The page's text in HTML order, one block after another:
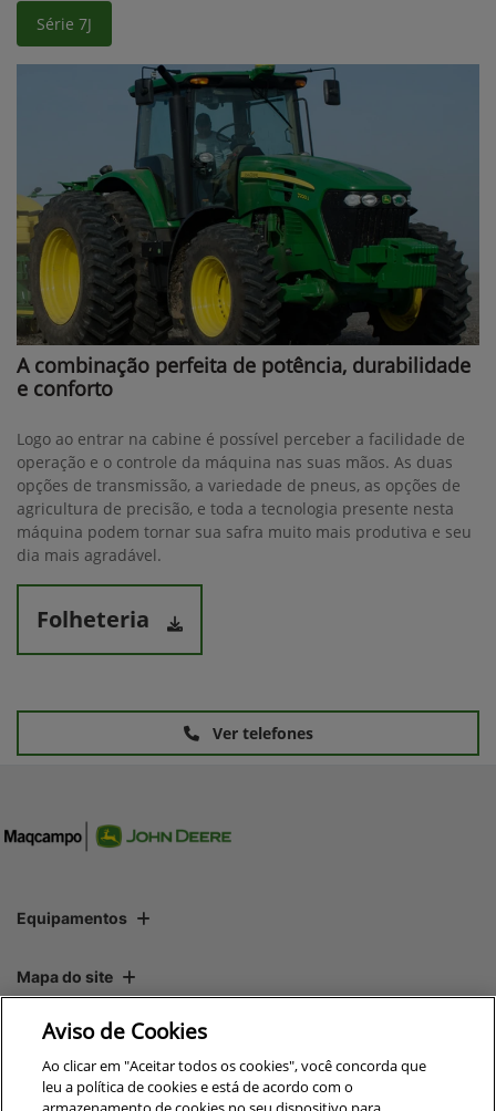
Série 7J
A combinação perfeita de potência, durabilidade
e conforto
Logo ao entrar na cabine é possível perceber a facilidade de
operação e o controle da máquina nas suas mãos. As duas
opções de transmissão, a variedade de pneus, as opções de
agricultura de precisão, e toda a tecnologia presente nesta
máquina podem tornar sua safra muito mais produtiva e seu
dia mais agradável.
Folheteria
Ver telefones
Equipamentos
Mapa do site
Política de privacidade
Aviso de Cookies
Ao clicar em "Aceitar todos os cookies", você concorda que
leu a política de cookies e está de acordo com o